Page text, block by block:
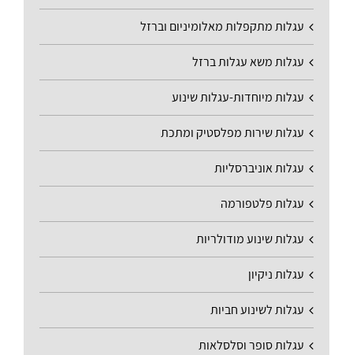
עגלות מתקפלות מאלומיניום וברזל
עגלות משא עגלות ברזל
עגלות מיוחדות-עגלות שינוע
עגלות שירות מפלסטיק ומתכת
עגלות אוניברסליות
עגלות פלטפורמה
עגלות שינוע מודולריות
עגלות ניקיון
עגלות לשינוע חביות
עגלות סופר וסלסלאות